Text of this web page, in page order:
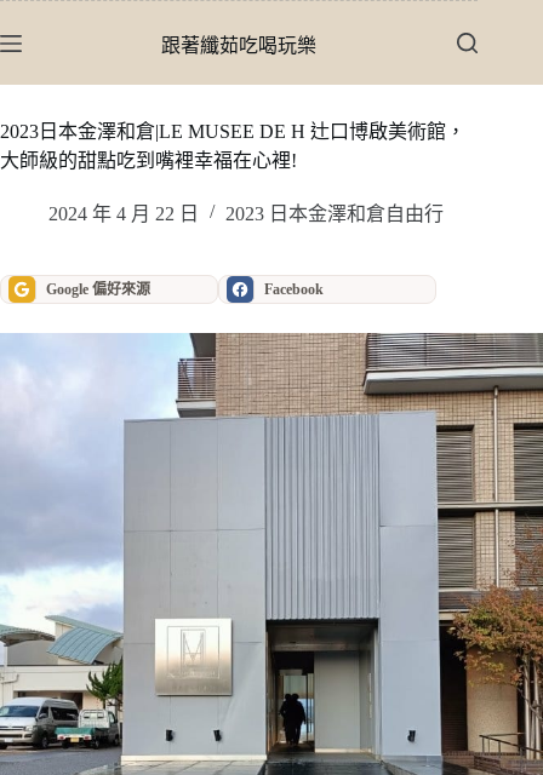
至
內
容
跟著纖茹吃喝玩樂
2023日本金澤和倉|LE MUSEE DE H 辻口博啟美術館，
大師級的甜點吃到嘴裡幸福在心裡!
2024 年 4 月 22 日 2023 日本金澤和倉自由行
Google 偏好來源 Facebook